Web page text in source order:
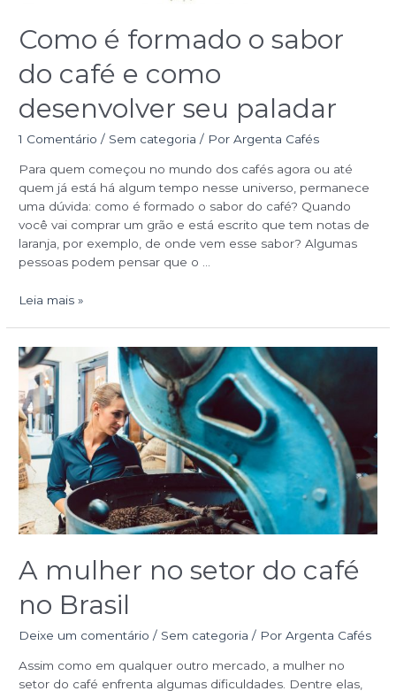
Como é formado o sabor
do café e como
desenvolver seu paladar
1 Comentário / Sem categoria / PorArgenta Cafés
Para quem começou no mundo dos cafés agora ou até
quem já está há algum tempo nesse universo, permanece
uma dúvida: como é formado o sabor do café? Quando
você vai comprar um grão e está escrito que tem notas de
laranja, por exemplo, de onde vem esse sabor? Algumas
pessoas podem pensar que o …
paladar
Leia mais »
A mulher no setor do café
no Brasil
Deixe um comentário / Sem categoria / PorArgenta Cafés
Assim como em qualquer outro mercado, a mulher no
setor do café enfrenta algumas dificuldades. Dentre elas,
A
mulher
no
setor
do
café
no
Brasil